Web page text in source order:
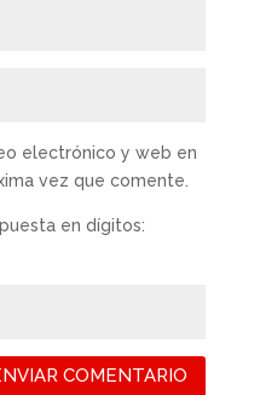
electrónico y web en
vez que comente.
en dígitos:
COMENTARIO